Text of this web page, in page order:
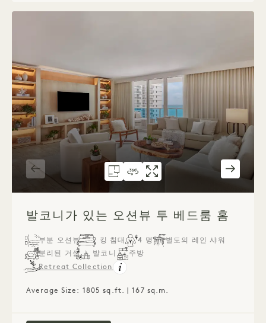
평면도 1288 발코니가 있는 오션뷰 2베
360도 가상 투어 1288 발코니가
갤러리 1288 발코니가 있는
발코니가 있는 오션뷰 투 베드룸 홈
부분 오션뷰 2 킹 침대 4 명
별도의 레인 샤워
분리된 거실
발코니
주방
Retreat Collection
Average Size: 1805 sq.ft. | 167 sq.m.